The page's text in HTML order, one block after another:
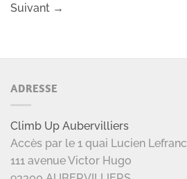
Suivant →
ADRESSE
Climb Up Aubervilliers
Accès par le 1 quai Lucien Lefranc
111 avenue Victor Hugo